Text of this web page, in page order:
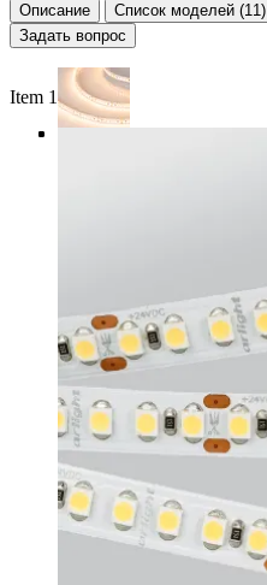
Описание
Список моделей (11)
Задать вопрос
Item 1 of 4